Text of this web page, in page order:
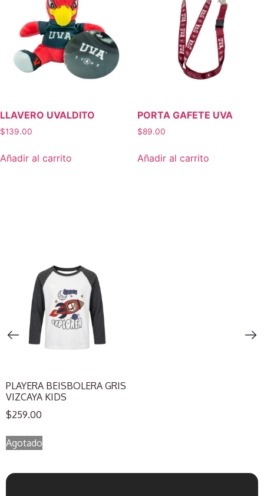
LLAVERO UVALDITO
$139.00
Añadir al carrito
PORTA GAFETE UVA
$89.00
Añadir al carrito
PLAYERA BEISBOLERA GRIS
VIZCAYA KIDS
$259.00
Agotado